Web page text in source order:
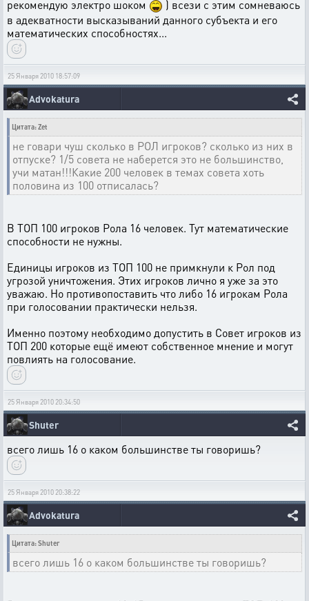
рекомендую электро шоком
) всези с этим сомневаюсь
в адекватности высказываний данного субъекта и его
математических способностях...
25 Января 2010 18:57:09
Advokatura
Цитата: Zet
не говари чуш сколько в РОЛ игроков? сколько из них в
отпуске? 1/5 совета не наберется это не большинство,
учи матан!!!Какие 200 человек в темах совета хоть
половина из 100 отписалась?
В ТОП 100 игроков Рола 16 человек. Тут математические
способности не нужны.
Единицы игроков из ТОП 100 не примкнули к Рол под
угрозой уничтожения. Этих игроков лично я уже за это
уважаю. Но противопоставить что либо 16 игрокам Рола
при голосовании практически нельзя.
Именно поэтому необходимо допустить в Совет игроков из
ТОП 200 которые ещё имеют собственное мнение и могут
повлиять на голосование.
25 Января 2010 20:34:50
Shuter
всего лишь 16 о каком большинстве ты говоришь?
25 Января 2010 20:38:22
Advokatura
Цитата: Shuter
всего лишь 16 о каком большинстве ты говоришь?